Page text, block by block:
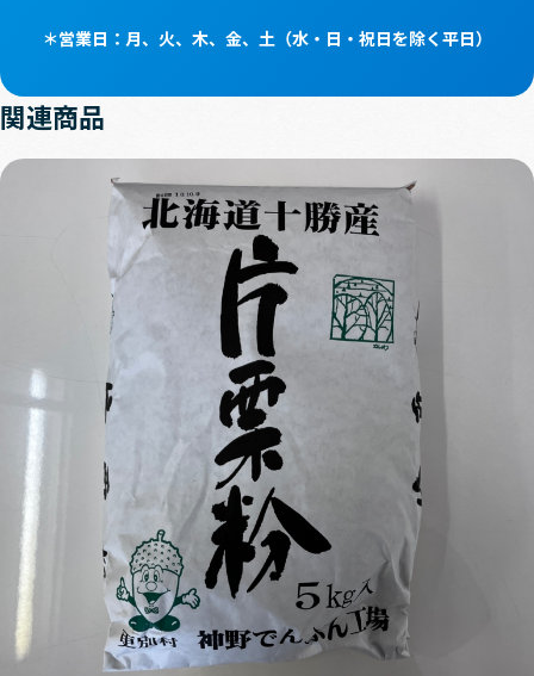
＊営業⽇：⽉、⽕、⽊、⾦、⼟（⽔・⽇・祝⽇を除く平⽇）
関連商品